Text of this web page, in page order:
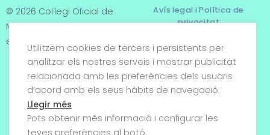
© 2026 Col·legi Oficial de
Metges de Tarragona. Tots
els drets reservats
Avís legal i Política de
privacitat
Termes i condicions
Política de cookies
Utilitzem cookies de tercers i persistents per
analitzar els nostres serveis i mostrar publicitat
relacionada amb les preferències dels usuaris
d’acord amb els seus hàbits de navegació.
Llegir més
Pots obtenir més informació i configurar les
teves preferències al botó.